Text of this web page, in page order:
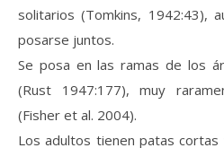
solitarios (Tomkins, 1942:43),
posarse juntos.
Se posa en las ramas de los
(Rust 1947:177), muy
(Fisher et al. 2004).
Los adultos tienen patas cortas